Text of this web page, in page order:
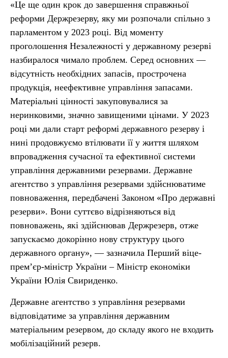
«Це ще один крок до завершення справжньої
реформи Держрезерву, яку ми розпочали спільно з
парламентом у 2023 році. Від моменту
проголошення Незалежності у державному резерві
назбиралося чимало проблем. Серед основних —
відсутність необхідних запасів, прострочена
продукція, неефективне управління запасами.
Матеріальні цінності закуповувалися за
неринковими, значно завищеними цінами. У 2023
році ми дали старт реформі державного резерву і
нині продовжуємо втілювати її у життя шляхом
впровадження сучасної та ефективної системи
управління державними резервами. Державне
агентство з управління резервами здійснюватиме
повноваження, передбачені Законом «Про державні
резерви». Вони суттєво відрізняються від
повноважень, які здійснював Держрезерв, отже
запускаємо докорінно нову структуру цього
державного органу», — зазначила Перший віце-
прем’єр-міністр України – Міністр економіки
України Юлія Свириденко.
Державне агентство з управління резервами
відповідатиме за управління державним
матеріальним резервом, до складу якого не входить
мобілізаційний резерв.